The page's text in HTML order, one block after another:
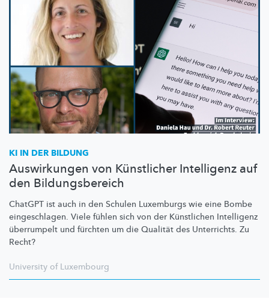
KI IN DER BILDUNG
Auswirkungen von Künstlicher Intelligenz auf
den Bildungsbereich
ChatGPT ist auch in den Schulen Luxemburgs wie eine Bombe
eingeschlagen. Viele fühlen sich von der Künstlichen Intelligenz
überrumpelt und fürchten um die Qualität des Unterrichts. Zu
Recht?
University of Luxembourg